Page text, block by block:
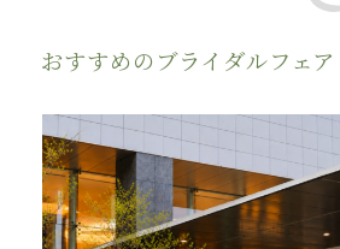
おすすめのブライダルフェア